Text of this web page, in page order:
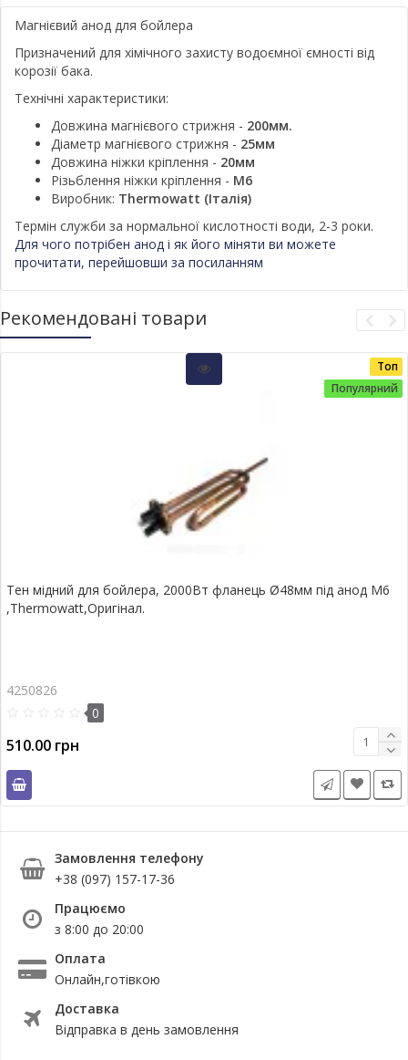
Магнієвий анод для бойлера
Призначений для хімічного захисту водоємної ємності від
корозії бака.
Технічні характеристики:
Довжина магнієвого стрижня - 200мм.
Діаметр магнієвого стрижня - 25мм
Довжина ніжки кріплення - 20мм
Різьблення ніжки кріплення - М6
Виробник: Thermowatt (Італія)
Термін служби за нормальної кислотності води, 2-3 роки.
Для чого потрібен анод і як його міняти ви можете
прочитати, перейшовши за посиланням
Рекомендовані товари
Топ
Популярний
Тен мідний для бойлера, 2000Вт фланець Ø48мм під анод М6
,Thermowatt,Оригінал.
4250826
0
510.00 грн
Замовлення телефону
+38 (097) 157-17-36
Працюємо
з 8:00 до 20:00
Оплата
Онлайн,готівкою
Доставка
Відправка в день замовлення